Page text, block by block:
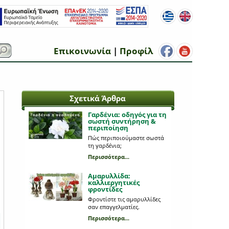
Επικοινωνία | Προφίλ
Σχετικά Άρθρα
Γαρδένια: oδηγός για τη
σωστή συντήρηση &
περιποίηση
Πώς περιποιούμαστε σωστά
τη γαρδένια;
Περισσότερα...
Αμαρυλλίδα:
καλλιεργητικές
φροντίδες
Φροντίστε τις αμαρυλλίδες
σαν επαγγελματίες.
Περισσότερα...